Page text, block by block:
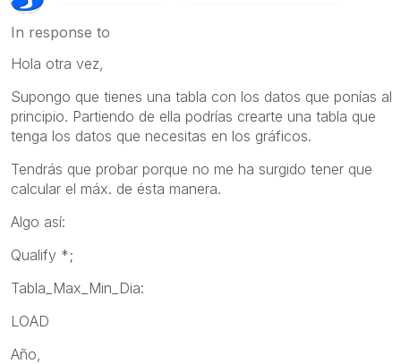
In response to
Hola otra vez,
Supongo que tienes una tabla con los datos que ponías al
principio. Partiendo de ella podrías crearte una tabla que
tenga los datos que necesitas en los gráficos.
Tendrás que probar porque no me ha surgido tener que
calcular el máx. de ésta manera.
Algo así:
Qualify *;
Tabla_Max_Min_Dia:
LOAD
Año,